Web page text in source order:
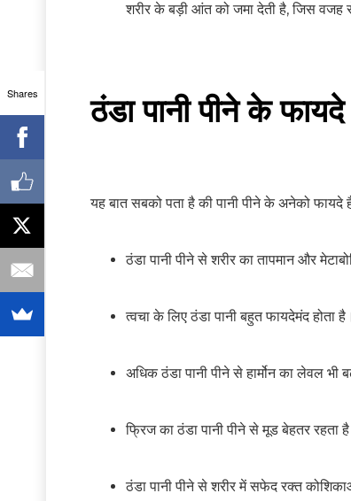
शरीर के बड़ी आंत को जमा देती है, जिस
ठंडा पानी पीने के फायदे
यह बात सबको पता है की पानी पीने के अनेको
ठंडा पानी पीने से शरीर का तापमान और
त्वचा के लिए ठंडा पानी बहुत फायदेमंद
अधिक ठंडा पानी पीने से हार्मोन का लेवल भी
फ्रिज का ठंडा पानी पीने से मूड बेहतर
ठंडा पानी पीने से शरीर में सफेद रक्त
Shares